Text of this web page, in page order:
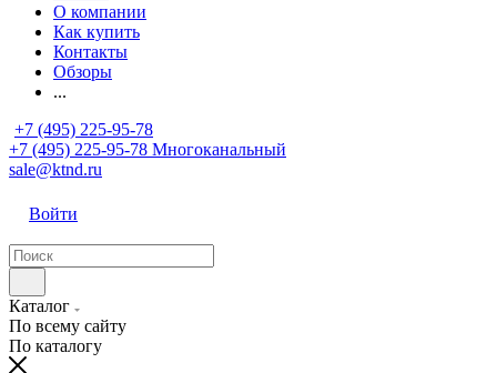
О компании
Как купить
Контакты
Обзоры
...
+7 (495) 225-95-78
+7 (495) 225-95-78 Многоканальный
sale@ktnd.ru
Войти
Каталог
По всему сайту
По каталогу